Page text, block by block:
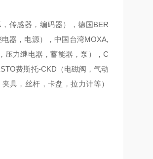
传感器，编码器），德国BER
器，电源），中国台湾MOXA,
压力继电器，蓄能器，泵），C
费斯托-CKD（电磁阀，气动
具，丝杆，卡盘，拉力计等）